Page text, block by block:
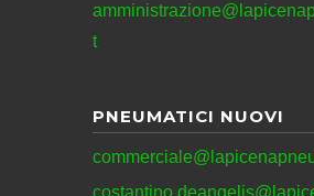
t
PNEUMATICI NUOVI